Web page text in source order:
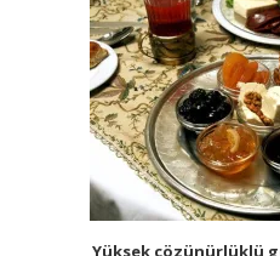
Yüksek çözünürlüklü